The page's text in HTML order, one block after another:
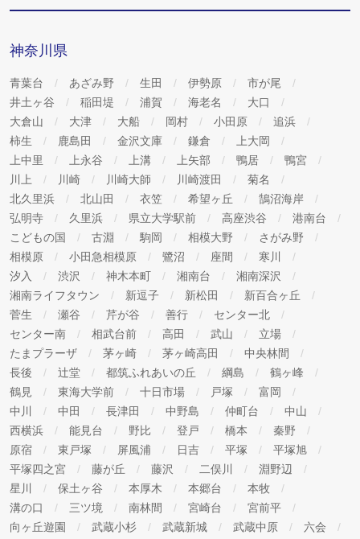
神奈川県
青葉台 あざみ野 生田 伊勢原
市が尾
井土ヶ谷
稲田堤 浦賀 海老名
大口
大倉山
大津 大船 岡村 小田原
追浜
柿生
鹿島田 金沢文庫 鎌倉
上大岡
上中里
上永谷 上溝 上矢部 鴨居
鴨宮
川上
川崎 川崎大師 川崎渡田
菊名
北久里浜
北山田 衣笠 希望ヶ丘
鵠沼海岸
弘明寺
久里浜 県立大学駅前 高座渋谷
港南台
こどもの国
古淵 駒岡 相模大野
さがみ野
相模原
小田急相模原 鷺沼 座間
寒川
汐入
渋沢 神木本町 湘南台
湘南深沢
湘南ライフタウン
新逗子 新松田
新百合ヶ丘
菅生
瀬谷 芹が谷 善行
センター北
センター南
相武台前 高田 武山
立場
たまプラーザ
茅ヶ崎 茅ヶ崎高田
中央林間
長後
辻堂 都筑ふれあいの丘 綱島
鶴ヶ峰
鶴見
東海大学前 十日市場 戸塚
富岡
中川
中田 長津田 中野島 仲町台
中山
西横浜
能見台 野比 登戸 橋本
秦野
原宿
東戸塚 屏風浦 日吉 平塚
平塚旭
平塚四之宮
藤が丘 藤沢 二俣川
淵野辺
星川
保土ヶ谷 本厚木 本郷台
本牧
溝の口
三ツ境 南林間 宮崎台
宮前平
向ヶ丘遊園
武蔵小杉 武蔵新城 武蔵中原
六会